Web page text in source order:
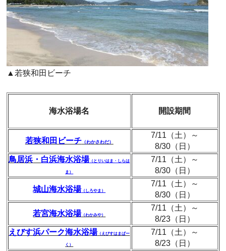
▲若狭和田ビーチ
海水浴場名 開設期間
若狭和田ビーチ（わかさわだ）
7/11（土）～
8/30（日）
鳥居浜・ 白浜海水浴場 （とりいはま・しらは
ま）
7/11（土）～
8/30（日）
城山海水浴場 （しろやま）
7/11（土）～
8/30（日）
若宮海水浴場 （わかみや）
7/11（土）～
8/23（日）
えびす浜パーク海水浴場 （えびすはまぱー
く）
7/11（土）～
8/23（日）